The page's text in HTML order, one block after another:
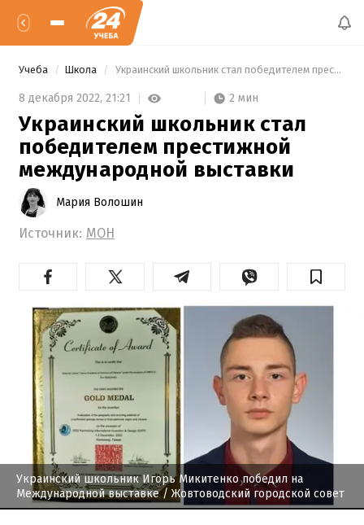
Учеба Школа Украинский школьник стал победителем престижной международной выставки
8 декабря 2022, 21:21 2 мин
Украинский школьник стал
победителем престижной
международной выставки
Мария Волошин
Источник: МОН
Украинский школьник Игорь Микитенко победил на
Международной выставке/ Жовтоводский городской совет